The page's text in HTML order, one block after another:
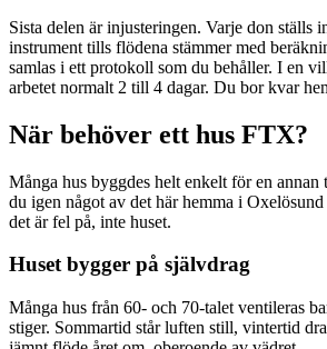
Sista delen är injusteringen. Varje don ställs
instrument tills flödena stämmer med
samlas i ett protokoll som du behåller. I en
arbetet normalt 2 till 4 dagar. Du bor kvar
När behöver ett hus FTX?
Många hus byggdes helt enkelt för en
du igen något av det här hemma i Oxelösund
det är fel på, inte huset.
Huset bygger på självdrag
Många hus från 60- och 70-talet ventileras
stiger. Sommartid står luften still, vintertid